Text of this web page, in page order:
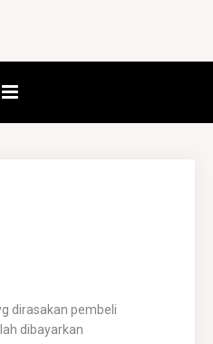
dirasakan pembeli
dibayarkan